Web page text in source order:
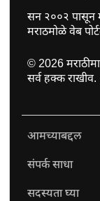
सन २००२ पासून
मराठमोळे वेब
© 2026
सर्व हक्क राखीव.
आमच्याबद्दल
संपर्क साधा
सदस्यता घ्या